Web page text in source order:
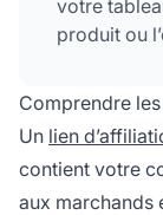
votre
produit ou
unique
lien vous
lorsque
actions
Comprendre
Un lien
contient votre
aux marchands